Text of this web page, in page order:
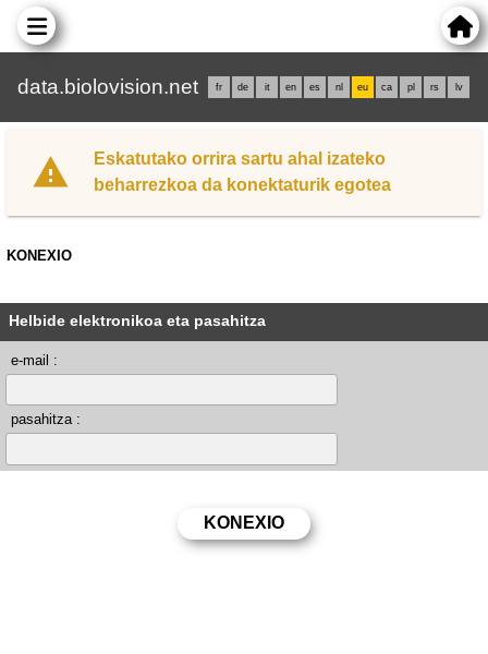
data.biolovision.net fr de it en es nl eu ca pl rs lv
Eskatutako orrira sartu ahal izateko
beharrezkoa da konektaturik egotea
KONEXIO
Helbide elektronikoa eta pasahitza
e-mail :
pasahitza :